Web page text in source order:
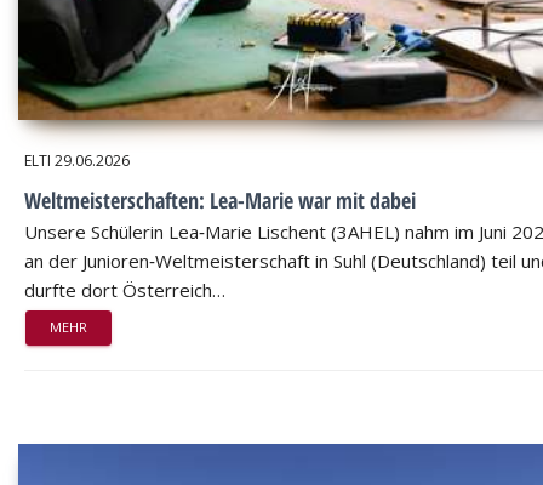
ELTI 29.06.2026
Weltmeisterschaften: Lea-Marie war mit dabei
Unsere Schülerin Lea‑Marie Lischent (3AHEL) nahm im Juni
an der Junioren‑Weltmeisterschaft in Suhl (Deutschland) teil
durfte dort Österreich…
MEHR